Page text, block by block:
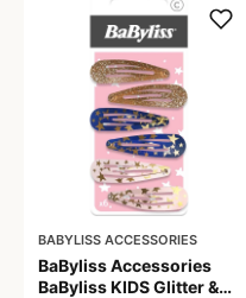
BABYLISS ACCESSORIES
BaByliss Accessories
BaByliss KIDS Glitter &